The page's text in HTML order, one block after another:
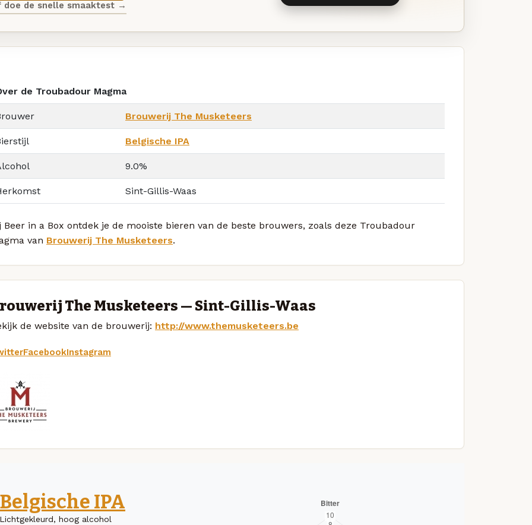
doe de snelle smaaktest →
de Troubadour Magma
Brouwerij The Musketeers
Belgische IPA
9.0%
Sint-Gillis-Waas
Beer in a Box ontdek je de mooiste bieren van de beste brouwers, zoals deze Troubadour
van Brouwerij The Musketeers.
The Musketeers — Sint-Gillis-Waas
de website van de brouwerij: http://www.themusketeers.be
FacebookInstagram
Belgische IPA
Lichtgekleurd, hoog alcohol